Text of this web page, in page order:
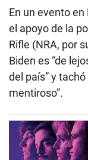
En un evento
el apoyo de la
Rifle (NRA, por
Biden es “de
del país” y
mentiroso”.